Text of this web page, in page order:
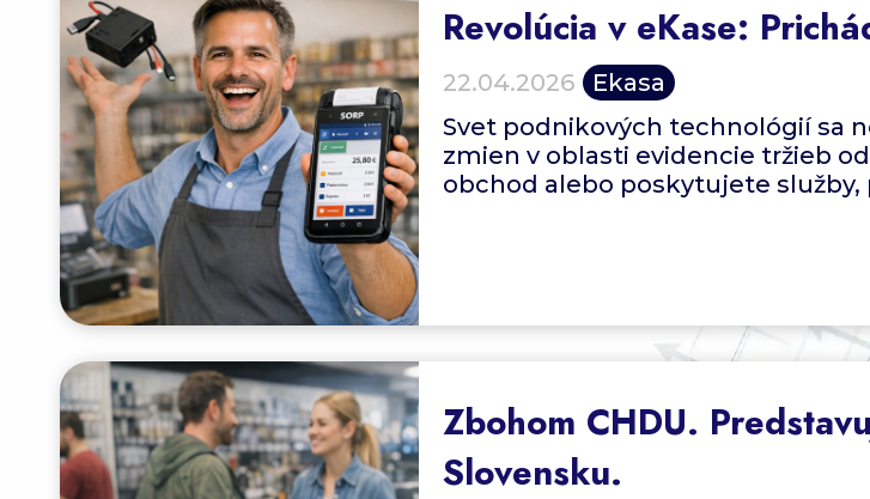
Revolúcia v eKase:
22.04.2026
Ekasa
Svet podnikových technológií sa
zmien v oblasti evidencie tržieb
obchod alebo poskytujete služby,
Zbohom CHDU.
Slovensku.